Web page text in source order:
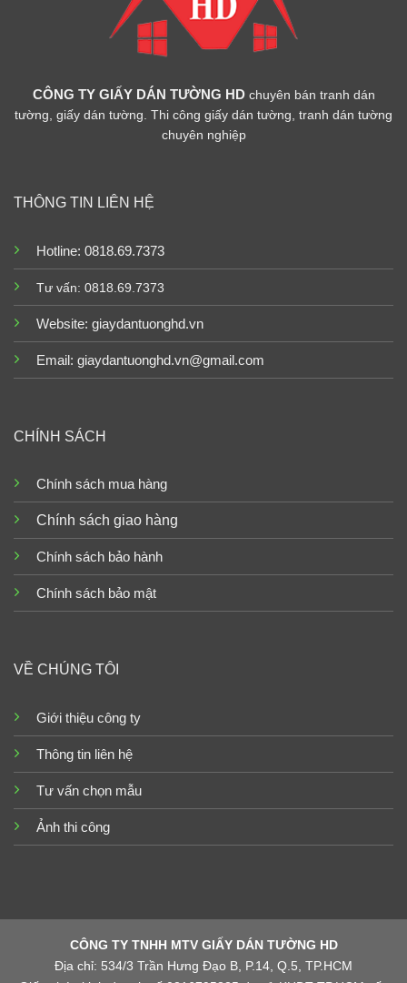
CÔNG TY GIẤY DÁN TƯỜNG HD chuyên bán tranh dán
tường, giấy dán tường. Thi công giấy dán tường, tranh dán tường
chuyên nghiệp
THÔNG TIN LIÊN HỆ
Hotline: 0818.69.7373
Tư vấn: 0818.69.7373
Website: giaydantuonghd.vn
Email: giaydantuonghd.vn@gmail.com
CHÍNH SÁCH
Chính sách mua hàng
Chính sách giao hàng
Chính sách bảo hành
Chính sách bảo mật
VỀ CHÚNG TÔI
Giới thiệu công ty
Thông tin liên hệ
Tư vấn chọn mẫu
Ảnh thi công
CÔNG TY TNHH MTV GIẤY DÁN TƯỜNG HD
Địa chỉ: 534/3 Trần Hưng Đạo B, P.14, Q.5, TP.HCM